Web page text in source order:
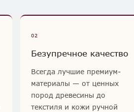
02
Безупречное качество
Всегда лучшие премиум-
материалы — от ценных
пород древесины до
текстиля и кожи ручной